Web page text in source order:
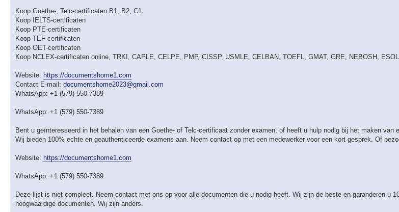
Koop Goethe-, Telc-certificaten B1, B2, C1
Koop IELTS-certificaten
Koop PTE-certificaten
Koop TEF-certificaten
Koop OET-certificaten
Koop NCLEX-certificaten online, TRKI, CAPLE, CELPE, PMP, CISSP, USMLE, CELBAN, TOEFL, GMAT, GRE, NEBOSH,
Website: https://documentshome1.com
Contact E-mail: documentshome2023@gmail.com
WhatsApp: +1 (579) 550-7389
WhatsApp: +1 (579) 550-7389
Bent u geïnteresseerd in het behalen van een Goethe- of Telc-certificaat zonder examen, of heeft u hulp nodig bij het maken van
Wij bieden 100% echte en geauthenticeerde examens aan. Neem contact op met een medewerker voor een kort gesprek. Of
Website: https://documentshome1.com
WhatsApp: +1 (579) 550-7389
Deze lijst is niet compleet. Neem contact met ons op voor alle documenten die u nodig heeft. Wij zijn de beste en garanderen u
hoogwaardige documenten. Wij zijn anders.